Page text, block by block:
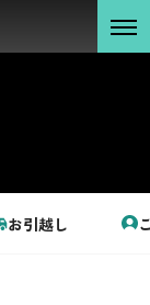
お引越し
お客さま